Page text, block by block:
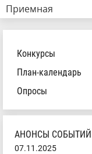
Приемная
Конкурсы
План-календарь
Опросы
АНОНСЫ СОБЫТИЙ
07.11.2025